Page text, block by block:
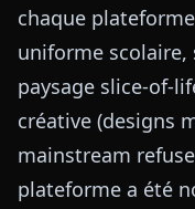
chaque
uniforme scolaire,
paysage slice-of-
créative (designs
mainstream
plateforme a été